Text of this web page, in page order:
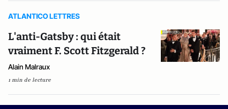
ATLANTICO LETTRES
L'anti-Gatsby : qui était
vraiment F. Scott Fitzgerald ?
Alain Malraux
1 min de lecture